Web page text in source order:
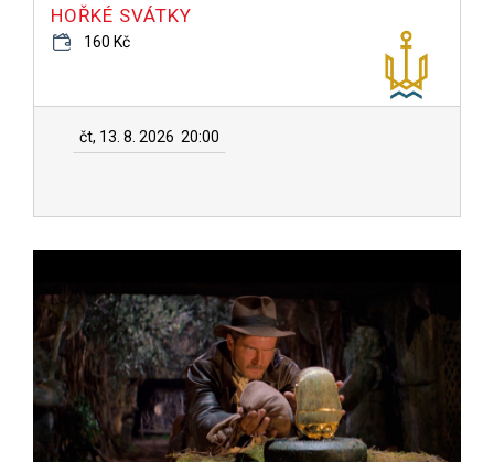
HOŘKÉ SVÁTKY
160 Kč
čt, 13. 8. 2026 20:00